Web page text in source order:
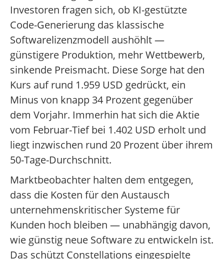
Investoren fragen sich, ob KI-gestützte
Code-Generierung das klassische
Softwarelizenzmodell aushöhlt —
günstigere Produktion, mehr Wettbewerb,
sinkende Preismacht. Diese Sorge hat den
Kurs auf rund 1.959 USD gedrückt, ein
Minus von knapp 34 Prozent gegenüber
dem Vorjahr. Immerhin hat sich die Aktie
vom Februar-Tief bei 1.402 USD erholt und
liegt inzwischen rund 20 Prozent über ihrem
50-Tage-Durchschnitt.
Marktbeobachter halten dem entgegen,
dass die Kosten für den Austausch
unternehmenskritischer Systeme für
Kunden hoch bleiben — unabhängig davon,
wie günstig neue Software zu entwickeln ist.
Das schützt Constellations eingespielte